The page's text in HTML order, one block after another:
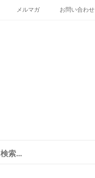
メルマガ お問い合わせ